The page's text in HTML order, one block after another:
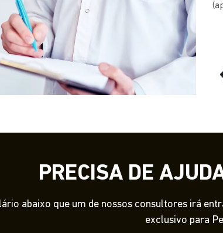
PRECISA DE
abaixo que um de nossos consultores irá
exclusivo para